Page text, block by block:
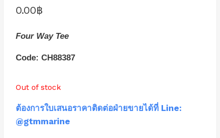
0.00฿
Four Way Tee
Code: CH88387
Out of stock
ต้องการใบเสนอราคาติดต่อฝ่ายขายได้ที่ Line:
@gtmmarine